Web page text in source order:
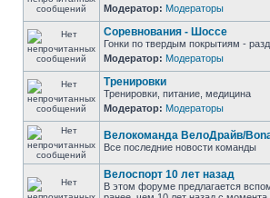
Модератор: Модераторы
Соревнования - Шоссе
Гонки по твердым покрытиям -
Модератор: Модераторы
Тренировки
Тренировки, питание, медицина
Модератор: Модераторы
Велокоманда ВелоДрайв/
Все последние новости команды
Велоспорт 10 лет назад
В этом форуме предлагается